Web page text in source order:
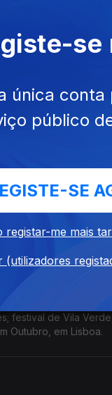
para 29 de
da série chega hoje;
Jacaré”, de Basil da
festival de Vila
Outubro, em Lisboa.
se
única conta
público
SE
registar-me mais
(utilizadores